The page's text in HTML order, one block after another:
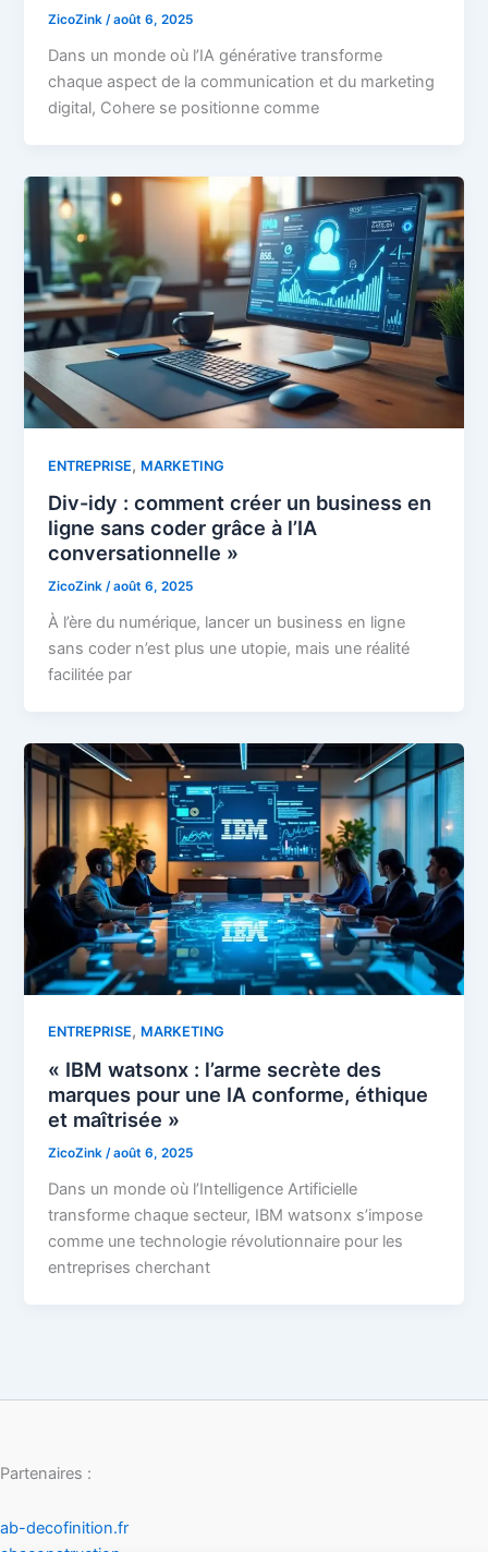
ZicoZink/août 6, 2025
Dans un monde où l’IA générative transforme
chaque aspect de la communication et du marketing
digital, Cohere se positionne comme
ENTREPRISE, MARKETING
Div-idy : comment créer un business en
ligne sans coder grâce à l’IA
conversationnelle »
ZicoZink/août 6, 2025
À l’ère du numérique, lancer un business en ligne
sans coder n’est plus une utopie, mais une réalité
facilitée par
ENTREPRISE, MARKETING
« IBM watsonx : l’arme secrète des
marques pour une IA conforme, éthique
et maîtrisée »
ZicoZink/août 6, 2025
Dans un monde où l’Intelligence Artificielle
transforme chaque secteur, IBM watsonx s’impose
comme une technologie révolutionnaire pour les
entreprises cherchant
Partenaires :
ab-decofinition.fr